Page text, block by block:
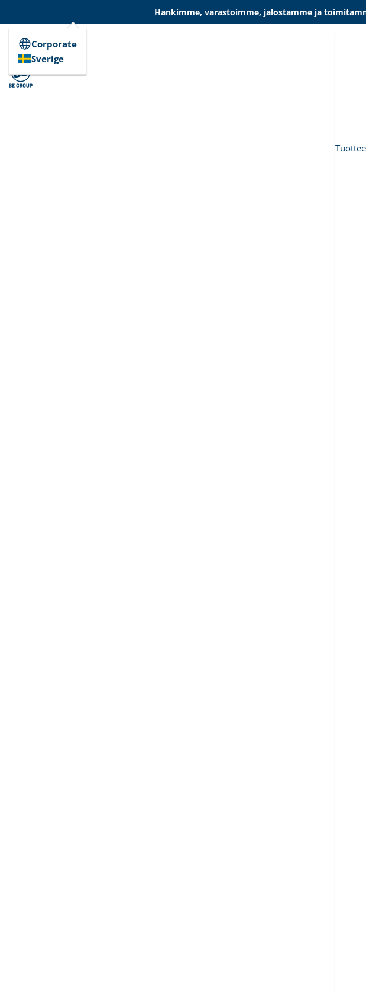
Hankimme, varastoimme, jalostamme ja
Corporate
Sverige